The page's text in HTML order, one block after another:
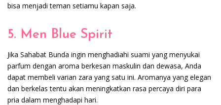
bisa menjadi teman setiamu kapan saja.
5. Men Blue Spirit
Jika Sahabat Bunda ingin menghadiahi suami yang menyukai
parfum dengan aroma berkesan maskulin dan dewasa, Anda
dapat membeli varian zara yang satu ini. Aromanya yang elegan
dan berkelas tentu akan meningkatkan rasa percaya diri para
pria dalam menghadapi hari.